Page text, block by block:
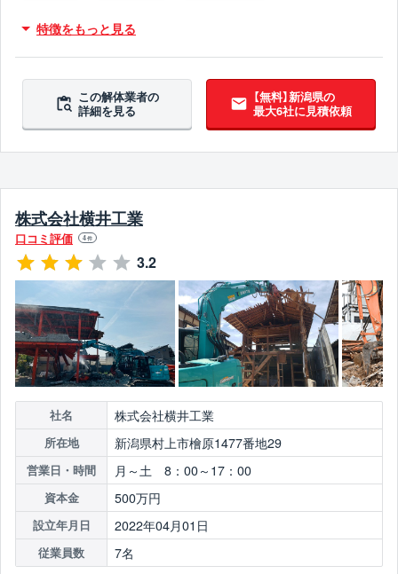
特徴をもっと見る
この解体業者の
詳細を見る
【無料】新潟県の
最大6社に見積依頼
株式会社横井工業
口コミ評価 4件
3.2
社名 株式会社横井工業
所在地 新潟県村上市檜原1477番地29
営業日・時間 月～土 8：00～17：00
資本金 500万円
設立年月日 2022年04月01日
従業員数 7名